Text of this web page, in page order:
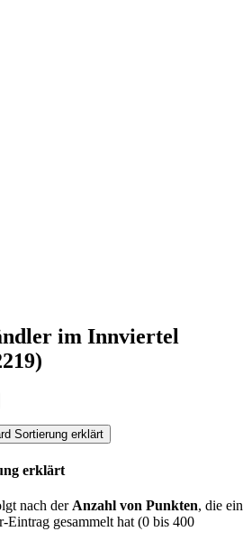
im Innviertel
Sortierung erklärt
erklärt
nach der Anzahl von Punkten, die ein
Eintrag gesammelt hat (0 bis 400